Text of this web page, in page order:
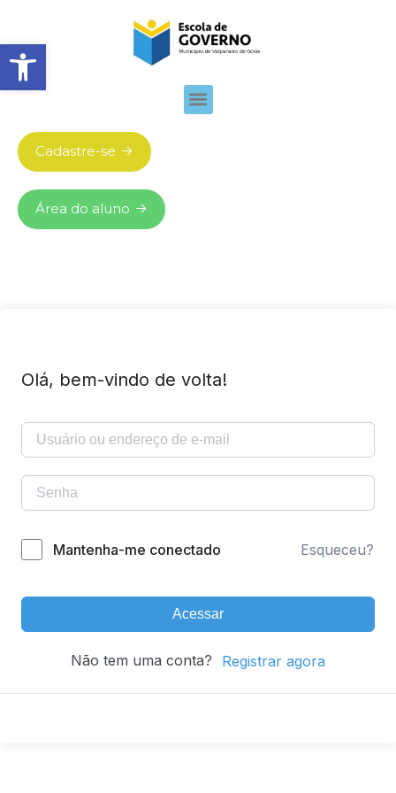
Abrir barra de ferramentas
Cadastre-se
Área do aluno
Olá, bem-vindo de volta!
Mantenha-me conectado Esqueceu?
Acessar
Não tem uma conta? Registrar agora